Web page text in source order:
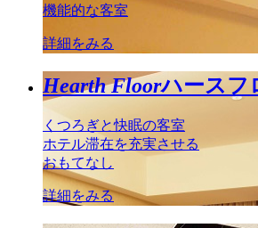
機能的な客室
詳細をみる
Hearth Floorハースフ
くつろぎと快眠の客室
ホテル滞在を充実させる
おもてなし
詳細をみる